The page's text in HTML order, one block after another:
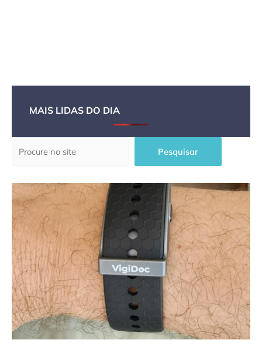
MAIS LIDAS DO DIA
Pesquisar